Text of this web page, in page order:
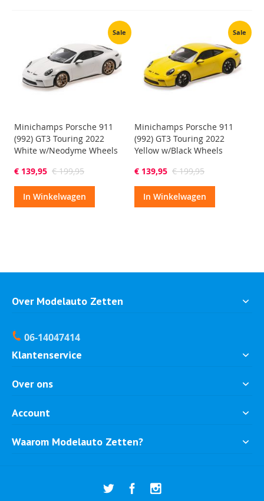
Sale
Minichamps Porsche 911
(992) GT3 Touring 2022
White w/Neodyme Wheels
€ 139,95 € 199,95
In Winkelwagen
Sale
Minichamps Porsche 911
(992) GT3 Touring 2022
Yellow w/Black Wheels
€ 139,95 € 199,95
In Winkelwagen
Over Modelauto Zetten
06-14047414
Klantenservice
Over ons
Account
Waarom Modelauto Zetten?